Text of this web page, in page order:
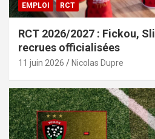
EMPLOI RCT
RCT 2026/2027 : Fickou,
recrues officialisées
11 juin 2026 Nicolas Dupre